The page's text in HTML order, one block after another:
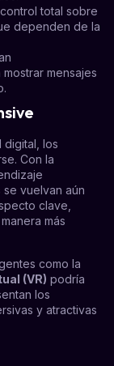
total sobre
dependen de la
mensajes
digital, los
Con la
vuelvan aún
clave,
más
como la
(VR) podría
los
y atractivas